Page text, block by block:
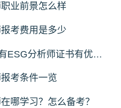
业前景怎么样
考费用是多少
ESG分析师招聘，有ESG分析师证书有优势吗
考条件一览
哪学习？怎么备考？